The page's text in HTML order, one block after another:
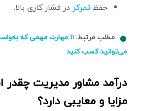
حفظ تمرکز در فشار کاری بالا.
مطلب مرتبط:
۱۱ مهارت مهمی که
می‌توانید کسب کنید
درآمد مشاور مدیریت
مزایا و معایبی دارد؟